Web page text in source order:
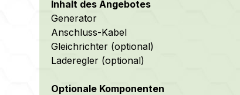
Inhalt des Angebotes
Generator
Anschluss-Kabel
Gleichrichter (optional)
Laderegler (optional)
Optionale Komponenten